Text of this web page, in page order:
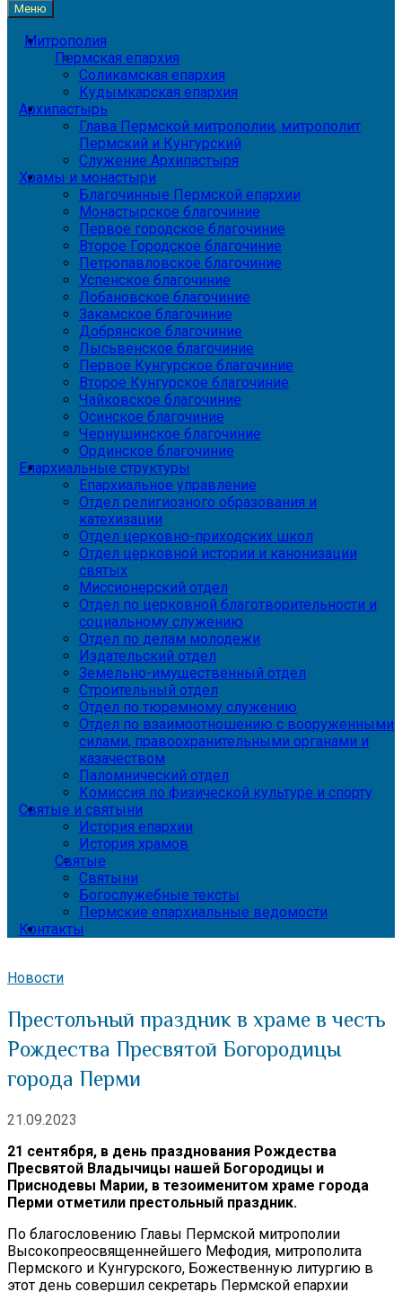
Меню
Митрополия
Пермская епархия
Соликамская епархия
Кудымкарская епархия
Архипастырь
Глава Пермской митрополии, митрополит
Пермский и Кунгурский
Служение Архипастыря
Храмы и монастыри
Благочинные Пермской епархии
Монастырское благочиние
Первое городское благочиние
Второе Городское благочиние
Петропавловское благочиние
Успенское благочиние
Лобановское благочиние
Закамское благочиние
Добрянское благочиние
Лысьвенское благочиние
Первое Кунгурское благочиние
Второе Кунгурское благочиние
Чайковское благочиние
Осинское благочиние
Чернушинское благочиние
Ординское благочиние
Епархиальные структуры
Епархиальное управление
Отдел религиозного образования и
катехизации
Отдел церковно-приходских школ
Отдел церковной истории и канонизации
святых
Миссионерский отдел
Отдел по церковной благотворительности и
социальному служению
Отдел по делам молодежи
Издательский отдел
Земельно-имущественный отдел
Строительный отдел
Отдел по тюремному служению
Отдел по взаимоотношению с вооруженными
силами, правоохранительными органами и
казачеством
Паломнический отдел
Комиссия по физической культуре и спорту
Святые и святыни
История епархии
История храмов
Святые
Святыни
Богослужебные тексты
Пермские епархиальные ведомости
Контакты
Новости
Престольный праздник в храме в честь
Рождества Пресвятой Богородицы
города Перми
21.09.2023
21 сентября, в день празднования Рождества
Пресвятой Владычицы нашей Богородицы и
Приснодевы Марии, в тезоименитом храме города
Перми отметили престольный праздник.
По благословению Главы Пермской митрополии
Высокопреосвященнейшего Мефодия, митрополита
Пермского и Кунгурского, Божественную литургию в
этот день совершил секретарь Пермской епархии